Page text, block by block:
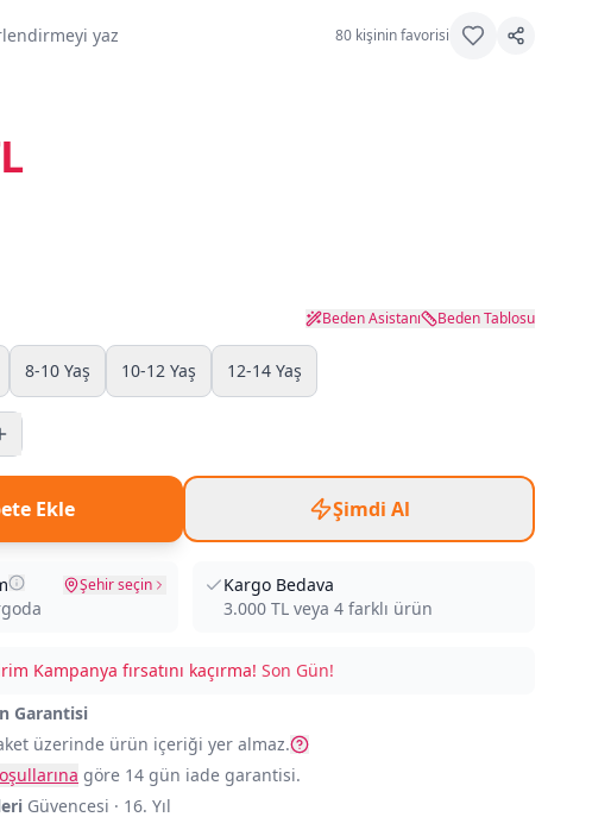
yaz 80 kişinin favorisi
Beden Asistanı Beden Tablosu
8-10 Yaş 10-12 Yaş 12-14 Yaş
Ekle Şimdi Al
Şehir seçin
Kargo Bedava
3.000 TL veya 4 farklı ürün
Kampanya fırsatını kaçırma! Son Gün!
Garantisi
üzerinde ürün içeriği yer almaz.
göre 14 gün iade garantisi.
Güvencesi · 16. Yıl